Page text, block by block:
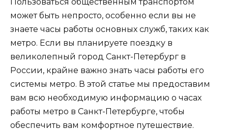
Пользоваться общественным транспортом
может быть непросто, особенно если вы не
знаете часы работы основных служб, таких как
метро. Если вы планируете поездку в
великолепный город Санкт-Петербург в
России, крайне важно знать часы работы его
системы метро. В этой статье мы предоставим
вам всю необходимую информацию о часах
работы метро в Санкт-Петербурге, чтобы
обеспечить вам комфортное путешествие.